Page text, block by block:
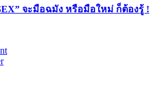
จะมือฉมัง หรือมือใหม่ ก็ต้องรู้ !